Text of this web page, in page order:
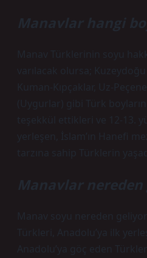
Manavlar hangi
Manav Türklerinin soyu
varılacak olursa; Kuzeydoğu
Kuman-Kıpçaklar, Uz-
(Uygurlar) gibi Türk
teşekkül ettikleri ve 12-13.
yerleşen, İslam’ın Hanefi
tarzına sahip Türklerin
Manavlar
Manav soyu nereden
Türkleri, Anadolu’ya ilk
Anadolu’ya göç eden